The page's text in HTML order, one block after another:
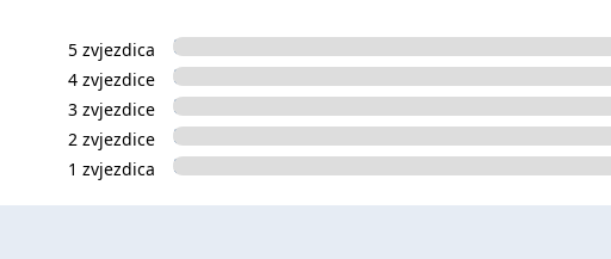
5 zvjezdica
4 zvjezdice
3 zvjezdice
2 zvjezdice
1 zvjezdica